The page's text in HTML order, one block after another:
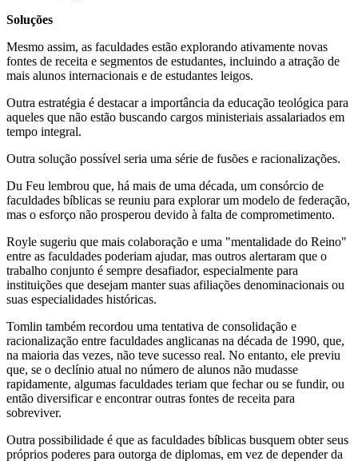
Soluções
Mesmo assim, as faculdades estão explorando ativamente novas
fontes de receita e segmentos de estudantes, incluindo a atração de
mais alunos internacionais e de estudantes leigos.
Outra estratégia é destacar a importância da educação teológica para
aqueles que não estão buscando cargos ministeriais assalariados em
tempo integral.
Outra solução possível seria uma série de fusões e racionalizações.
Du Feu lembrou que, há mais de uma década, um consórcio de
faculdades bíblicas se reuniu para explorar um modelo de federação,
mas o esforço não prosperou devido à falta de comprometimento.
Royle sugeriu que mais colaboração e uma "mentalidade do Reino"
entre as faculdades poderiam ajudar, mas outros alertaram que o
trabalho conjunto é sempre desafiador, especialmente para
instituições que desejam manter suas afiliações denominacionais ou
suas especialidades históricas.
Tomlin também recordou uma tentativa de consolidação e
racionalização entre faculdades anglicanas na década de 1990, que,
na maioria das vezes, não teve sucesso real. No entanto, ele previu
que, se o declínio atual no número de alunos não mudasse
rapidamente, algumas faculdades teriam que fechar ou se fundir, ou
então diversificar e encontrar outras fontes de receita para
sobreviver.
Outra possibilidade é que as faculdades bíblicas busquem obter seus
próprios poderes para outorga de diplomas, em vez de depender da